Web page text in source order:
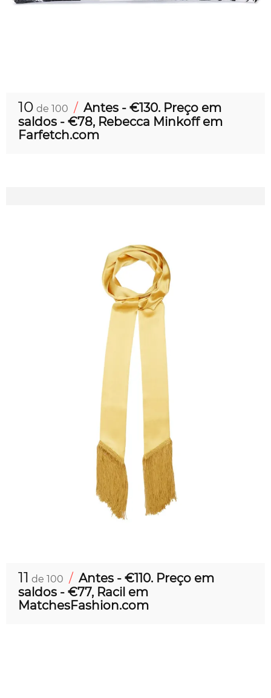
10 de 100 / Antes - €130. Preço em
saldos - €78, Rebecca Minkoff em
Farfetch.com
11 de 100 / Antes - €110. Preço em
saldos - €77, Racil em
MatchesFashion.com